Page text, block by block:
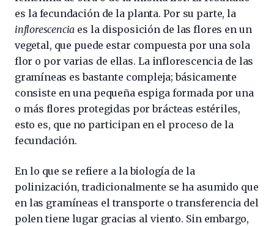
es la fecundación de la planta. Por su parte, la
inflorescencia es la disposición de las flores en un
vegetal, que puede estar compuesta por una sola
flor o por varias de ellas. La inflorescencia de las
gramíneas es bastante compleja; básicamente
consiste en una pequeña espiga formada por una
o más flores protegidas por brácteas estériles,
esto es, que no participan en el proceso de la
fecundación.
En lo que se refiere a la biología de la
polinización, tradicionalmente se ha asumido que
en las gramíneas el transporte o transferencia del
polen tiene lugar gracias al viento. Sin embargo,